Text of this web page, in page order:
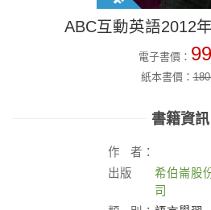
ABC互動英語2012
電子書價： 99
紙本書價：180
書籍資訊
作
者：
出版
希伯崙股
司